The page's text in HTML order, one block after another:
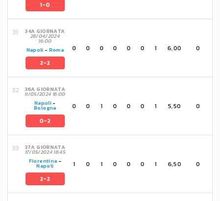
1-0
34A GIORNATA
28/04/2024
16:00
Napoli - Roma
2-2
0 0 0 0 0 0 1 6,00 0
36A GIORNATA
11/05/2024 16:00
Napoli -
Bologna
0-2
0 0 1 0 0 0 1 5,50 0
37A GIORNATA
17/05/2024 18:45
Fiorentina -
Napoli
2-2
1 0 1 0 0 0 1 6,50 0